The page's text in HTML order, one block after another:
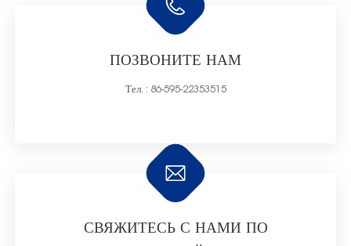
ПОЗВОНИТЕ НАМ
Тел. : 86-595-22353515
СВЯЖИТЕСЬ С НАМИ ПО